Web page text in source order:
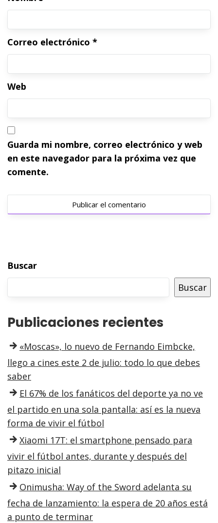
Correo electrónico *
Web
Guarda mi nombre, correo electrónico y web
en este navegador para la próxima vez que
comente.
Buscar
Buscar
Publicaciones recientes
«Moscas», lo nuevo de Fernando Eimbcke,
llego a cines este 2 de julio: todo lo que debes
saber
El 67% de los fanáticos del deporte ya no ve
el partido en una sola pantalla: así es la nueva
forma de vivir el fútbol
Xiaomi 17T: el smartphone pensado para
vivir el fútbol antes, durante y después del
pitazo inicial
Onimusha: Way of the Sword adelanta su
fecha de lanzamiento: la espera de 20 años está
a punto de terminar